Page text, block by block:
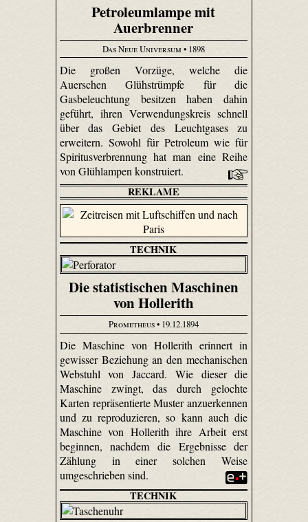
Petroleumlampe mit
Auerbrenner
Das Neue Universum • 1898
Die großen Vorzüge, welche die
Auerschen Glühstrümpfe für die
Gasbeleuchtung besitzen haben dahin
geführt, ihren Verwendungskreis schnell
über das Gebiet des Leuchtgases zu
erweitern. Sowohl für Petroleum wie für
Spiritusverbrennung hat man eine Reihe
von Glühlampen konstruiert.
REKLAME
TECHNIK
Die statistischen Maschinen
von Hollerith
Prometheus• 19.12.1894
Die Maschine von Hollerith erinnert in
gewisser Beziehung an den mechanischen
Webstuhl von Jaccard. Wie dieser die
Maschine zwingt, das durch gelochte
Karten repräsentierte Muster anzuerkennen
und zu reproduzieren, so kann auch die
Maschine von Hollerith ihre Arbeit erst
beginnen, nachdem die Ergebnisse der
Zählung in einer solchen Weise
umgeschrieben sind.
TECHNIK